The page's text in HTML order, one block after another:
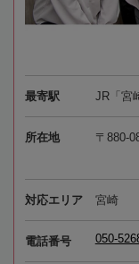
最寄駅 JR「宮
所在地 〒880-
対応エリア 宮崎
電話番号 050-